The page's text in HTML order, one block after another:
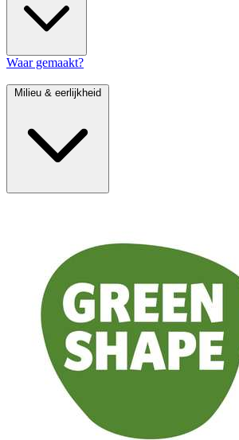
Waar gemaakt?
Milieu & eerlijkheid